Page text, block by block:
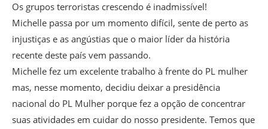
Os grupos terroristas crescendo é inadmissível!
Michelle passa por um momento difícil, sente de perto as
injustiças e as angústias que o maior líder da história
recente deste país vem passando.
Michelle fez um excelente trabalho à frente do PL mulher
mas, nesse momento, decidiu deixar a presidência
nacional do PL Mulher porque fez a opção de concentrar
suas atividades em cuidar do nosso presidente. Temos que